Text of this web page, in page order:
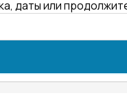
даты или